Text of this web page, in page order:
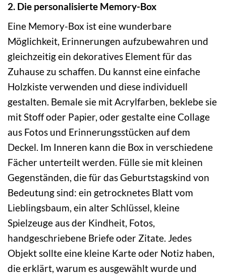
2. Die personalisierte Memory-Box
Eine Memory-Box ist eine wunderbare
Möglichkeit, Erinnerungen aufzubewahren und
gleichzeitig ein dekoratives Element für das
Zuhause zu schaffen. Du kannst eine einfache
Holzkiste verwenden und diese individuell
gestalten. Bemale sie mit Acrylfarben, beklebe sie
mit Stoff oder Papier, oder gestalte eine Collage
aus Fotos und Erinnerungsstücken auf dem
Deckel. Im Inneren kann die Box in verschiedene
Fächer unterteilt werden. Fülle sie mit kleinen
Gegenständen, die für das Geburtstagskind von
Bedeutung sind: ein getrocknetes Blatt vom
Lieblingsbaum, ein alter Schlüssel, kleine
Spielzeuge aus der Kindheit, Fotos,
handgeschriebene Briefe oder Zitate. Jedes
Objekt sollte eine kleine Karte oder Notiz haben,
die erklärt, warum es ausgewählt wurde und